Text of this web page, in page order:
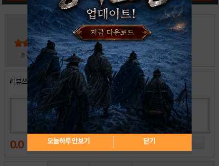
3
총 30 명 참여
5
4
3
2
1
리뷰쓰기
0.0 오늘하루 안보기 닫기